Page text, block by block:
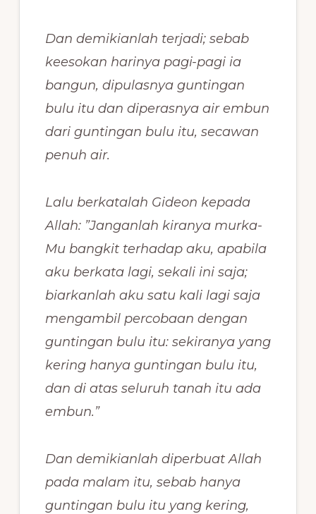
Dan demikianlah terjadi; sebab
keesokan harinya pagi-pagi ia
bangun, dipulasnya guntingan
bulu itu dan diperasnya air embun
dari guntingan bulu itu, secawan
penuh air.
Lalu berkatalah Gideon kepada
Allah: ”Janganlah kiranya murka-
Mu bangkit terhadap aku, apabila
aku berkata lagi, sekali ini saja;
biarkanlah aku satu kali lagi saja
mengambil percobaan dengan
guntingan bulu itu: sekiranya yang
kering hanya guntingan bulu itu,
dan di atas seluruh tanah itu ada
embun.”
Dan demikianlah diperbuat Allah
pada malam itu, sebab hanya
guntingan bulu itu yang kering,